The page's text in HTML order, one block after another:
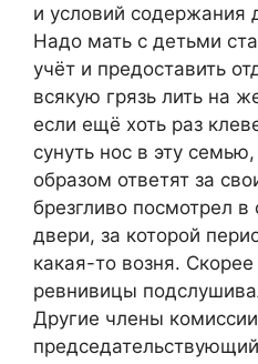
и условий содержания
Надо мать с детьми
учёт и предоставить
всякую грязь лить на
если ещё хоть раз
сунуть нос в эту
образом ответят за
брезгливо посмотрел в
двери, за которой
какая-то возня.
ревнивицы
Другие члены